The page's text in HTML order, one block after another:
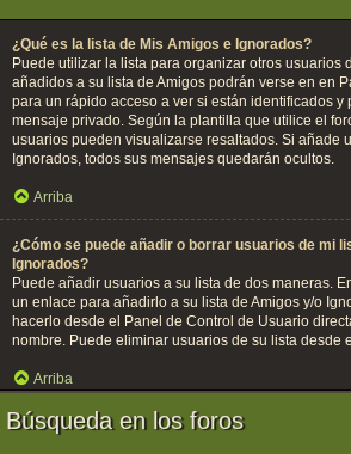
¿Qué es la lista de Mis Amigos e Ignorados?
Puede utilizar la lista para organizar otros usuarios
añadidos a su lista de Amigos podrán verse en en
para un rápido acceso a ver si están identificados y
mensaje privado. Según la plantilla que utilice el
usuarios pueden visualizarse resaltados. Si añade
Ignorados, todos sus mensajes quedarán ocultos.
Arriba
¿Cómo se puede añadir o borrar usuarios de mi
Ignorados?
Puede añadir usuarios a su lista de dos maneras.
un enlace para añadirlo a su lista de Amigos y/o
hacerlo desde el Panel de Control de Usuario
nombre. Puede eliminar usuarios de su lista desde
Arriba
Búsqueda en los foros